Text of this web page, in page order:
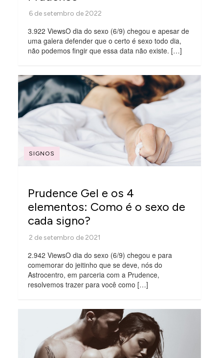
3.922 ViewsO dia do sexo (6/9) chegou e apesar de
uma galera defender que o certo é sexo todo dia,
não podemos fingir que essa data não existe. […]
SIGNOS
Prudence Gel e os 4
elementos: Como é o sexo de
cada signo?
2.942 ViewsO dia do sexo (6/9) chegou e para
comemorar do jeitinho que se deve, nós do
Astrocentro, em parceria com a Prudence,
resolvemos trazer para você como […]